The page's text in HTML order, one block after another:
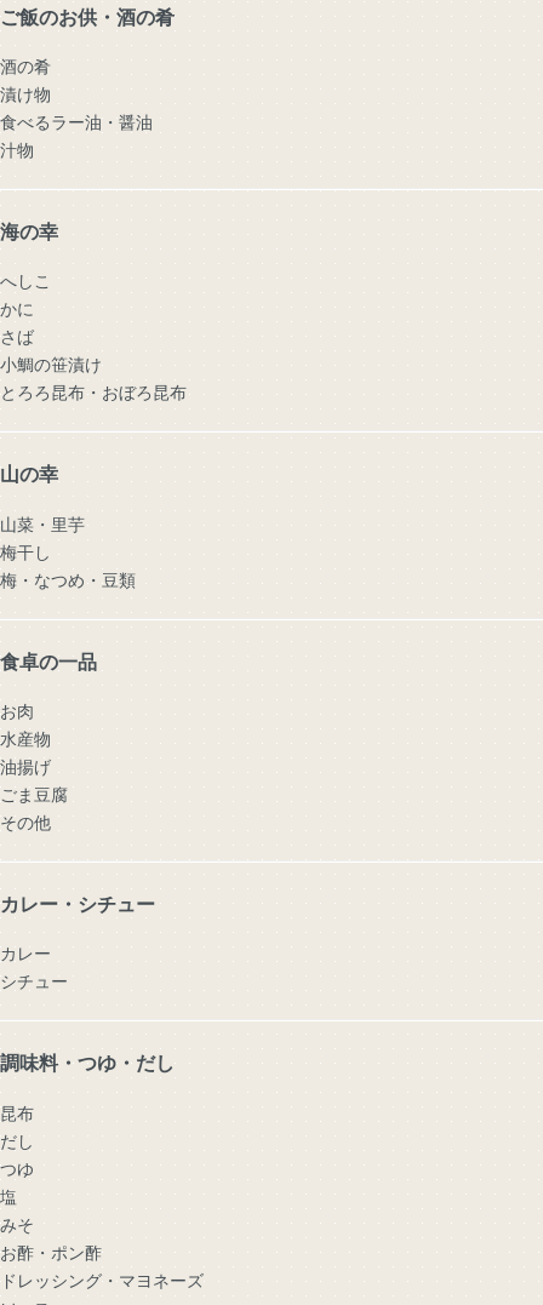
ご飯のお供・酒の肴
酒の肴
漬け物
食べるラー油・醤油
汁物
海の幸
へしこ
かに
さば
小鯛の笹漬け
とろろ昆布・おぼろ昆布
山の幸
山菜・里芋
梅干し
梅・なつめ・豆類
食卓の一品
お肉
水産物
油揚げ
ごま豆腐
その他
カレー・シチュー
カレー
シチュー
調味料・つゆ・だし
昆布
だし
つゆ
塩
みそ
お酢・ポン酢
ドレッシング・マヨネーズ